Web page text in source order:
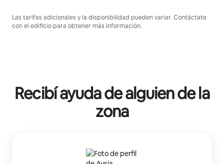
Las tarifas adicionales y la disponibilidad pueden variar. Contáctate
con el edificio para obtener más información.
Recibí ayuda de alguien de la
zona